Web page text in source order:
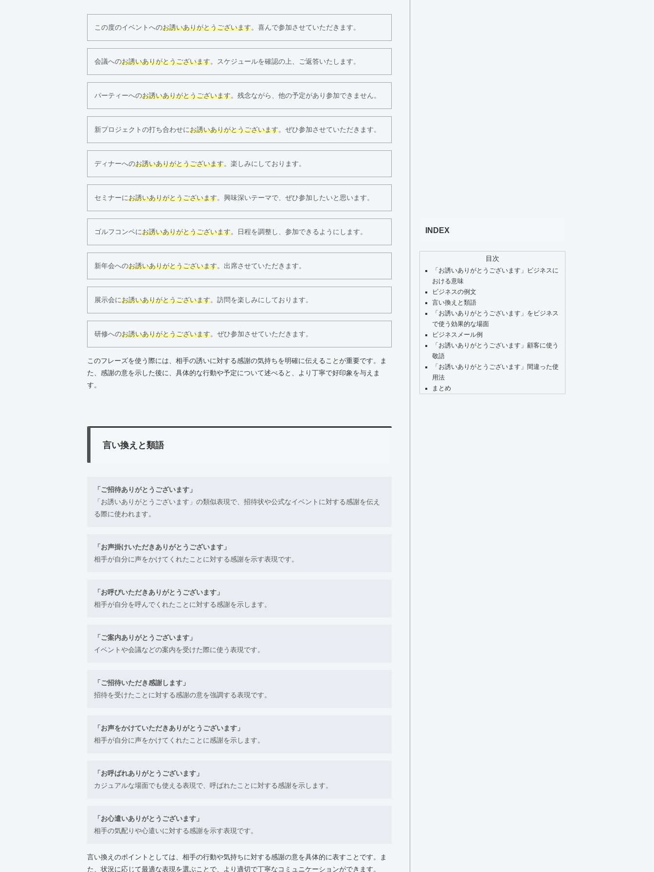
この度のイベントへのお誘いありがとうございます。喜んで参加させていただきます。
会議へのお誘いありがとうございます。スケジュールを確認の上、ご返答いたします。
パーティーへのお誘いありがとうございます。残念ながら、他の予定があり参加できません。
新プロジェクトの打ち合わせにお誘いありがとうございます。ぜひ参加させていただきます。
ディナーへのお誘いありがとうございます。楽しみにしております。
セミナーにお誘いありがとうございます。興味深いテーマで、ぜひ参加したいと思います。
ゴルフコンペにお誘いありがとうございます。日程を調整し、参加できるようにします。
新年会へのお誘いありがとうございます。出席させていただきます。
展示会にお誘いありがとうございます。訪問を楽しみにしております。
研修へのお誘いありがとうございます。ぜひ参加させていただきます。
このフレーズを使う際には、相手の誘いに対する感謝の気持ちを明確に伝えることが重要です。ま
た、感謝の意を示した後に、具体的な行動や予定について述べると、より丁寧で好印象を与えま
す。
言い換えと類語
「ご招待ありがとうございます」
「お誘いありがとうございます」の類似表現で、招待状や公式なイベントに対する感謝を伝え
る際に使われます。
「お声掛けいただきありがとうございます」
相手が自分に声をかけてくれたことに対する感謝を示す表現です。
「お呼びいただきありがとうございます」
相手が自分を呼んでくれたことに対する感謝を示します。
「ご案内ありがとうございます」
イベントや会議などの案内を受けた際に使う表現です。
「ご招待いただき感謝します」
招待を受けたことに対する感謝の意を強調する表現です。
「お声をかけていただきありがとうございます」
相手が自分に声をかけてくれたことに感謝を示します。
「お呼ばれありがとうございます」
カジュアルな場面でも使える表現で、呼ばれたことに対する感謝を示します。
「お心遣いありがとうございます」
相手の気配りや心遣いに対する感謝を示す表現です。
言い換えのポイントとしては、相手の行動や気持ちに対する感謝の意を具体的に表すことです。ま
た、状況に応じて最適な表現を選ぶことで、より適切で丁寧なコミュニケーションができます。
INDEX
目次
「お誘いありがとうございます」ビジネスに
おける意味
ビジネスの例文
言い換えと類語
「お誘いありがとうございます」をビジネス
で使う効果的な場面
ビジネスメール例
「お誘いありがとうございます」顧客に使う
敬語
「お誘いありがとうございます」間違った使
用法
まとめ